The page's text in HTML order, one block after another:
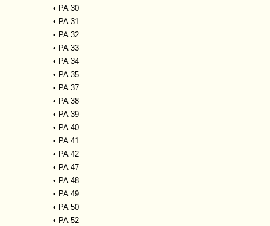
• PA 30
• PA 31
• PA 32
• PA 33
• PA 34
• PA 35
• PA 37
• PA 38
• PA 39
• PA 40
• PA 41
• PA 42
• PA 47
• PA 48
• PA 49
• PA 50
• PA 52